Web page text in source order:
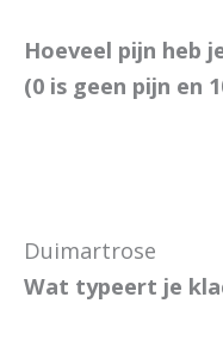
Hoeveel pijn heb
(0 is geen pijn en
Duimartrose
Wat typeert je